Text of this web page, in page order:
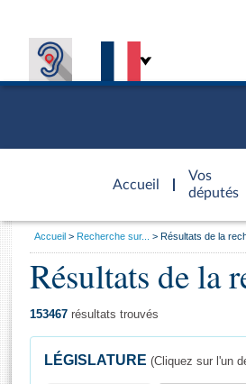
Accueil
d'accueil
Vos
députés
Général
Vous
Accueil Recherche sur... Résultats de la
Résultats de la
153467 résultats trouvés
LÉGISLATURE (Cliquez sur l'un